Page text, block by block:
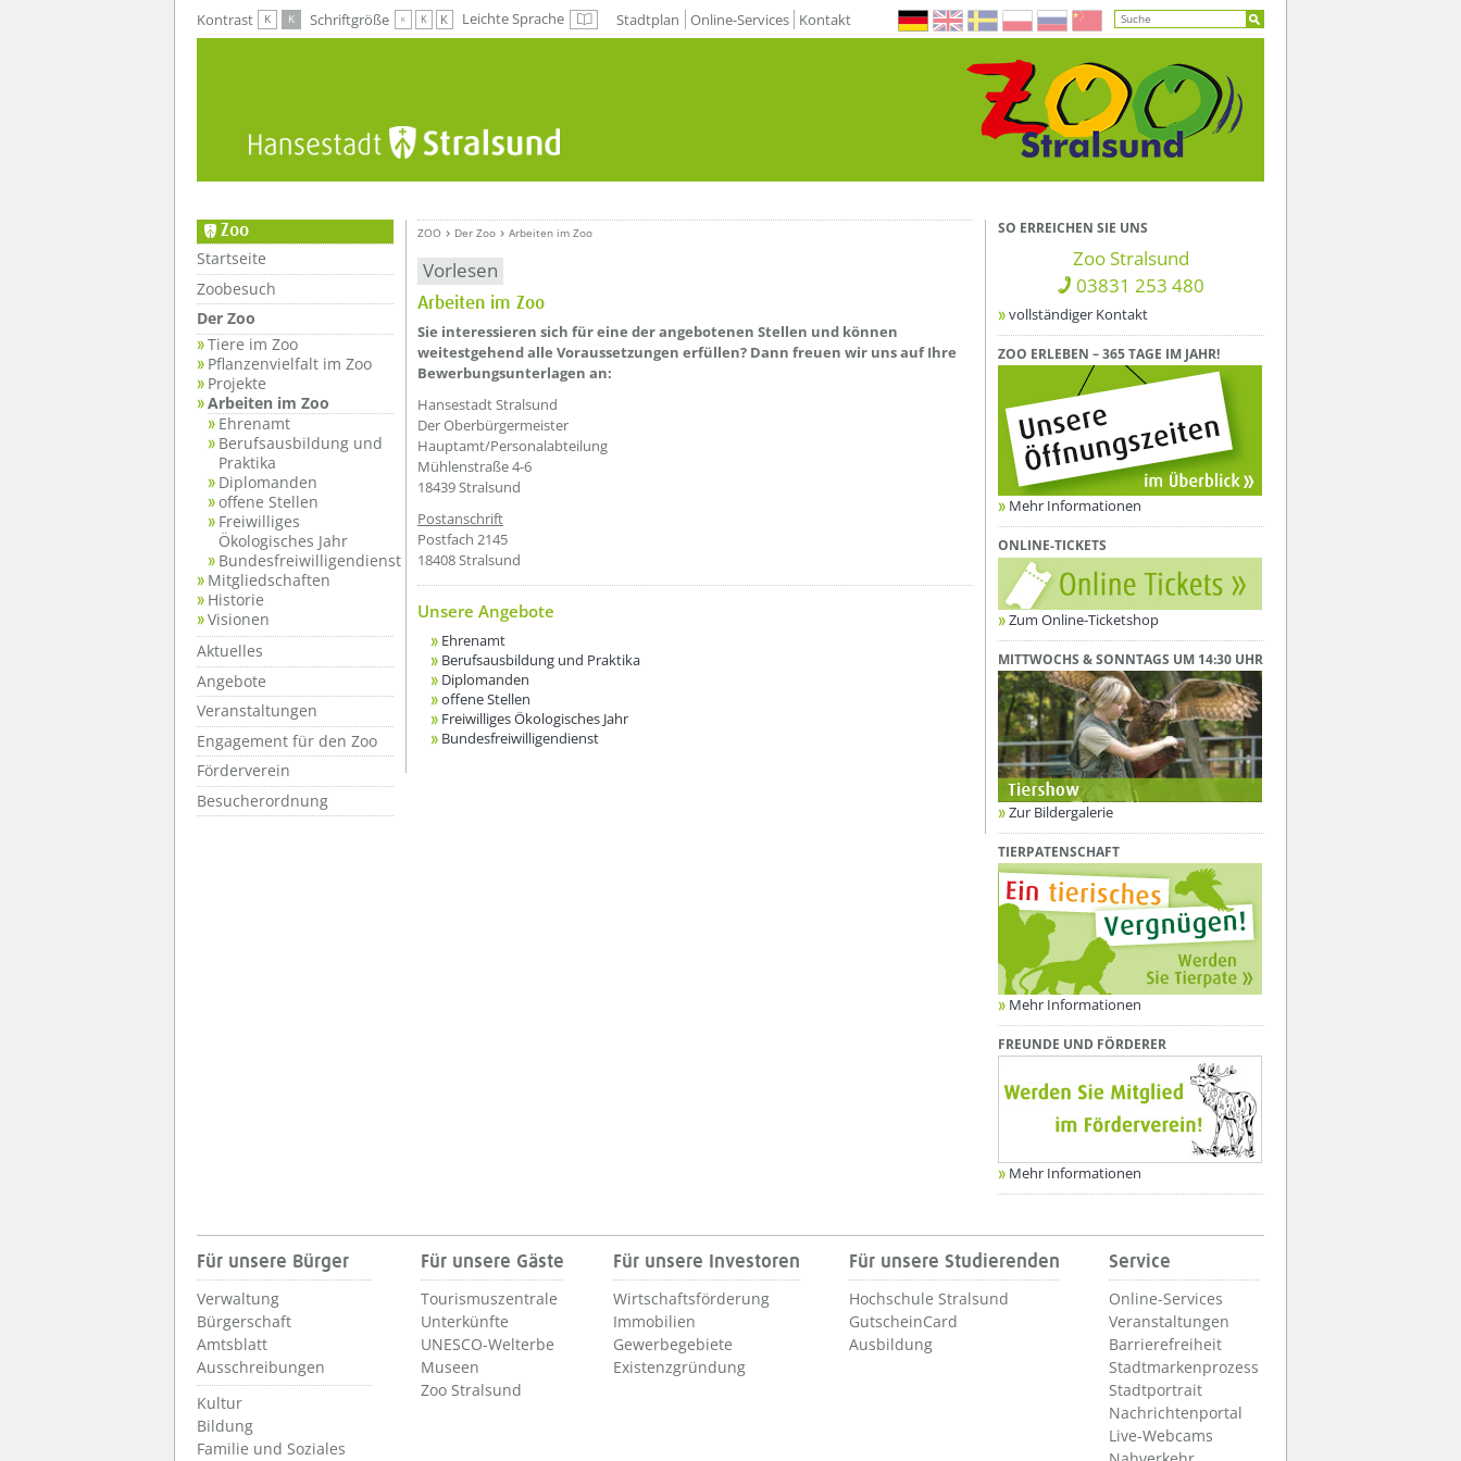
Kontrast K K Schriftgröße K K K Leichte Sprache Leichte Sprache
Stadtplan Online-Services Kontakt
Zoo
Startseite
Zoobesuch
Der Zoo
Tiere im Zoo
Pflanzenvielfalt im Zoo
Projekte
Arbeiten im Zoo
Ehrenamt
Berufsausbildung und
Praktika
Diplomanden
offene Stellen
Freiwilliges
Ökologisches Jahr
Bundesfreiwilligendienst
Mitgliedschaften
Historie
Visionen
Aktuelles
Angebote
Veranstaltungen
Engagement für den Zoo
Förderverein
Besucherordnung
ZOO Der Zoo Arbeiten im Zoo
Vorlesen
Arbeiten im Zoo
Sie interessieren sich für eine der angebotenen Stellen und können
weitestgehend alle Voraussetzungen erfüllen? Dann freuen wir uns auf Ihre
Bewerbungsunterlagen an:
Hansestadt Stralsund
Der Oberbürgermeister
Hauptamt/Personalabteilung
Mühlenstraße 4-6
18439 Stralsund
Postanschrift
Postfach 2145
18408 Stralsund
Unsere Angebote
Ehrenamt
Berufsausbildung und Praktika
Diplomanden
offene Stellen
Freiwilliges Ökologisches Jahr
Bundesfreiwilligendienst
SO ERREICHEN SIE UNS
Zoo Stralsund
03831 253 480
vollständiger Kontakt
ZOO ERLEBEN – 365 TAGE IM JAHR!
Mehr Informationen
ONLINE-TICKETS
Zum Online-Ticketshop
MITTWOCHS & SONNTAGS UM 14:30 UHR
Zur Bildergalerie
TIERPATENSCHAFT
Mehr Informationen
FREUNDE UND FÖRDERER
Mehr Informationen
Für unsere Bürger
Verwaltung
Bürgerschaft
Amtsblatt
Ausschreibungen
Kultur
Bildung
Familie und Soziales
Für unsere Gäste
Tourismuszentrale
Unterkünfte
UNESCO-Welterbe
Museen
Zoo Stralsund
Für unsere Investoren
Wirtschaftsförderung
Immobilien
Gewerbegebiete
Existenzgründung
Für unsere Studierenden
Hochschule Stralsund
GutscheinCard
Ausbildung
Service
Online-Services
Veranstaltungen
Barrierefreiheit
Stadtmarkenprozess
Stadtportrait
Nachrichtenportal
Live-Webcams